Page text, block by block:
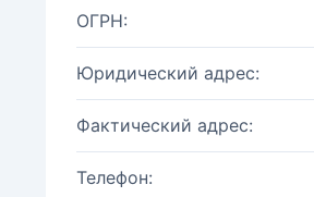
ОГРН:
Юридический адрес:
Фактический адрес:
Телефон: